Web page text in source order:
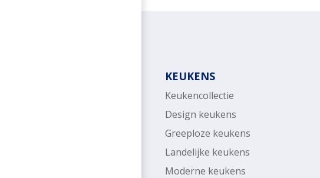
KEUKENS
Keukencollectie
Design keukens
Greeploze keukens
Landelijke keukens
Moderne keukens